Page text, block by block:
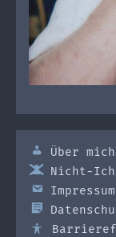
Über mich
Nicht-Ich
Impressum